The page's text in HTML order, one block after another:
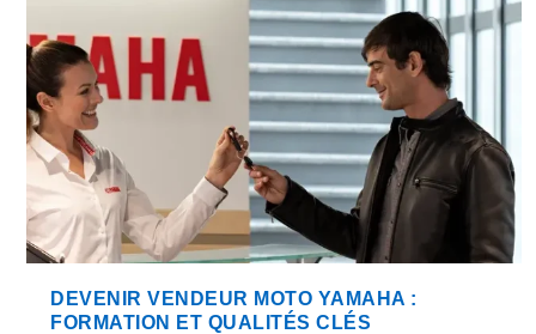
DEVENIR VENDEUR MOTO YAMAHA :
FORMATION ET QUALITÉS CLÉS